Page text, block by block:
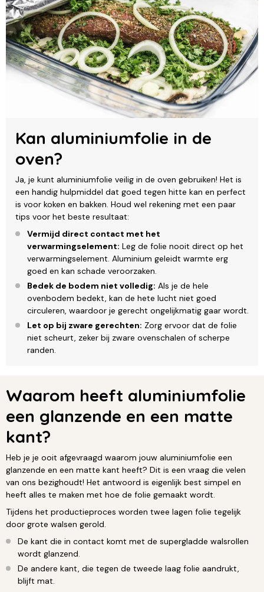
Kan aluminiumfolie in de
oven?
Ja, je kunt aluminiumfolie veilig in de oven gebruiken! Het is
een handig hulpmiddel dat goed tegen hitte kan en perfect
is voor koken en bakken. Houd wel rekening met een paar
tips voor het beste resultaat:
Vermijd direct contact met het
verwarmingselement: Leg de folie nooit direct op het
verwarmingselement. Aluminium geleidt warmte erg
goed en kan schade veroorzaken.
Bedek de bodem niet volledig: Als je de hele
ovenbodem bedekt, kan de hete lucht niet goed
circuleren, waardoor je gerecht ongelijkmatig gaar wordt.
Let op bij zware gerechten: Zorg ervoor dat de folie
niet scheurt, zeker bij zware ovenschalen of scherpe
randen.
Waarom heeft aluminiumfolie
een glanzende en een matte
kant?
Heb je je ooit afgevraagd waarom jouw aluminiumfolie een
glanzende en een matte kant heeft? Dit is een vraag die velen
van ons bezighoudt! Het antwoord is eigenlijk best simpel en
heeft alles te maken met hoe de folie gemaakt wordt.
Tijdens het productieproces worden twee lagen folie tegelijk
door grote walsen gerold.
De kant die in contact komt met de supergladde walsrollen
wordt glanzend.
De andere kant, die tegen de tweede laag folie aandrukt,
blijft mat.